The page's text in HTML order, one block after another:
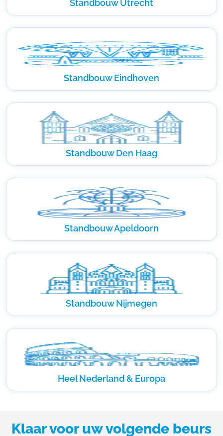
Standbouw Utrecht
Standbouw Eindhoven
Standbouw Den Haag
Standbouw Apeldoorn
Standbouw Nijmegen
Heel Nederland & Europa
Klaar voor uw volgende beurs